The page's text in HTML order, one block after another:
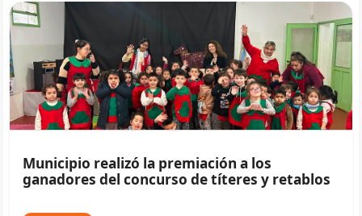
Municipio realizó la premiación a los
ganadores del concurso de títeres y retablos